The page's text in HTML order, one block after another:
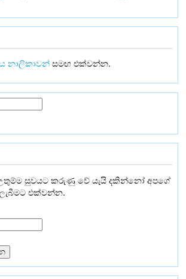
නාලිකාවන්සමඟ එක්වන්න.
සුවයට කරුණු වේ යැයි දකින්නෝ අපගේ
එක්වන්න.